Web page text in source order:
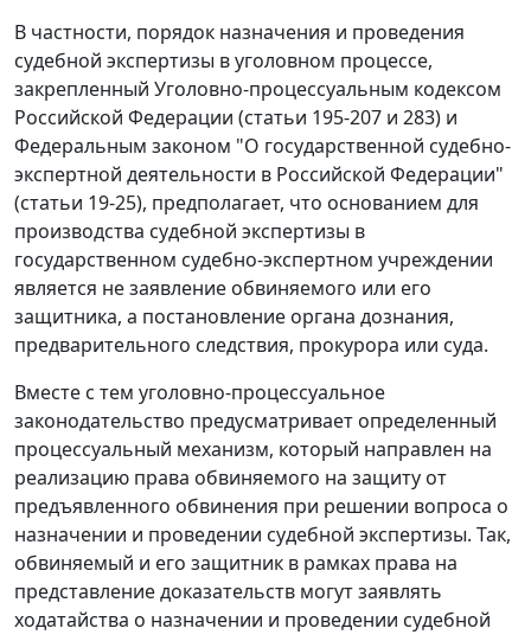
В частности, порядок назначения и проведения
судебной экспертизы в уголовном процессе,
закрепленный Уголовно-процессуальным кодексом
Российской Федерации (статьи 195-207 и 283) и
Федеральным законом "О государственной судебно-
экспертной деятельности в Российской Федерации"
(статьи 19-25), предполагает, что основанием для
производства судебной экспертизы в
государственном судебно-экспертном учреждении
является не заявление обвиняемого или его
защитника, а постановление органа дознания,
предварительного следствия, прокурора или суда.
Вместе с тем уголовно-процессуальное
законодательство предусматривает определенный
процессуальный механизм, который направлен на
реализацию права обвиняемого на защиту от
предъявленного обвинения при решении вопроса о
назначении и проведении судебной экспертизы. Так,
обвиняемый и его защитник в рамках права на
представление доказательств могут заявлять
ходатайства о назначении и проведении судебной